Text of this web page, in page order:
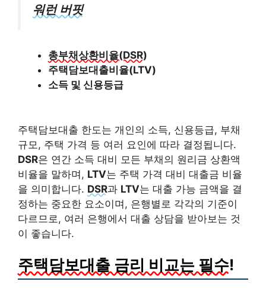
워런 버핏
총부채상환비율(DSR)
주택담보대출비율(LTV)
소득 및 신용등급
주택담보대출 한도는 개인의 소득, 신용등급, 부채
규모, 주택 가격 등 여러 요인에 따라 결정됩니다.
DSR은 연간 소득 대비 모든 부채의 원리금 상환액
비율을 말하며, LTV는 주택 가격 대비 대출금 비율
을 의미합니다. DSR과 LTV는 대출 가능 금액을 결
정하는 중요한 요소이며, 은행별로 각각의 기준이
다르므로, 여러 은행에서 대출 상담을 받아보는 것
이 좋습니다.
주택담보대출 금리 비교는 필수!